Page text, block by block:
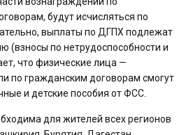
будут исчисляться по
выплаты по ДГПХ подлежат
(взносы по нетрудоспособности и
что физические лица —
по гражданским договорам смогут
и детские пособия от ФСС.
для жителей всех регионов